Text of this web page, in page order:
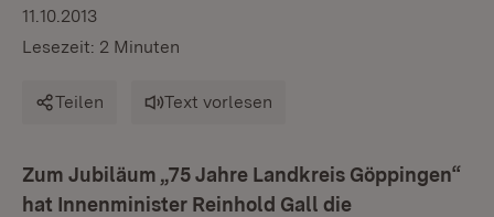
11.10.2013
Lesezeit: 2 Minuten
Teilen Text vorlesen
Zum Jubiläum „75 Jahre Landkreis Göppingen“
hat Innenminister Reinhold Gall die